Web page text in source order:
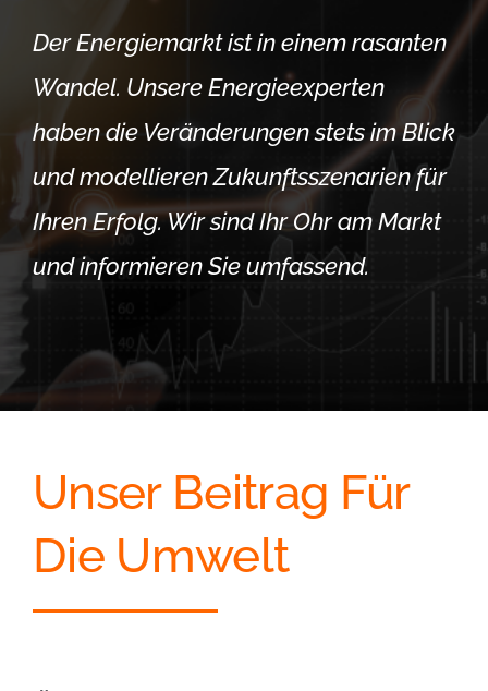
Der Energiemarkt ist in einem rasanten
Wandel. Unsere Energieexperten
haben die Veränderungen stets im Blick
und modellieren Zukunftsszenarien für
Ihren Erfolg. Wir sind Ihr Ohr am Markt
und informieren Sie umfassend.
Unser Beitrag Für
Die Umwelt